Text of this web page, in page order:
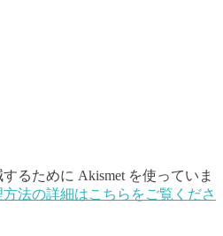
るために Akismet を使っていま
法の詳細はこちらをご覧くださ